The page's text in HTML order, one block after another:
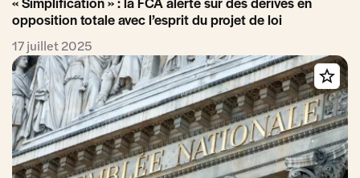
opposition totale avec l’esprit du projet de loi
17 juillet 2025